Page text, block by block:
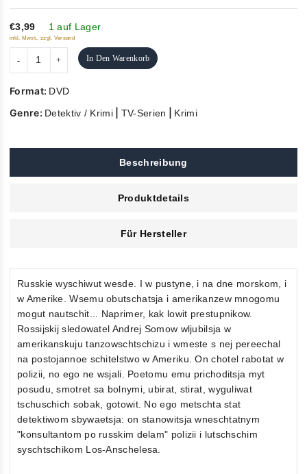
of
5
€3,99 1 auf Lager
inkl. Mwst., zzgl. Versand
In Den Warenkorb
Format: DVD
Genre: Detektiv / Krimi| TV-Serien Krimi
Beschreibung
Produktdetails
Für Hersteller
Russkie wyschiwut wesde. I w pustyne, i na dne morskom, i
w Amerike. Wsemu obutschatsja i amerikanzew mnogomu
mogut nautschit... Naprimer, kak lowit prestupnikow.
Rossijskij sledowatel Andrej Somow wljubilsja w
amerikanskuju tanzowschtschizu i wmeste s nej pereechal
na postojannoe schitelstwo w Ameriku. On chotel rabotat w
polizii, no ego ne wsjali. Poetomu emu prichoditsja myt
posudu, smotret sa bolnymi, ubirat, stirat, wyguliwat
tschuschich sobak, gotowit. No ego metschta stat
detektiwom sbywaetsja: on stanowitsja wneschtatnym
"konsultantom po russkim delam" polizii i lutschschim
syschtschikom Los-Anschelesa.